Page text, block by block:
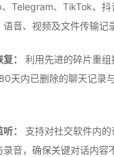
Telegram、TikTok、抖
音、视频及文件传输记
：
利用先进的碎片重
天内已删除的聊天记录
：
支持对社交软件内
音，确保关键对话内容